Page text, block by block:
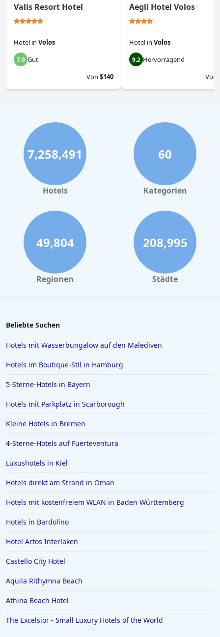
Valis Resort Hotel
Hotel in Volos
7.9 Gut
Von $140
Aegli Hotel Volos
Hotel in Volos
9.2 Hervorragend
Von
7,258,491
Hotels
60
Kategorien
49,804
Regionen
208,995
Städte
Beliebte Suchen
Hotels mit Wasserbungalow auf den Malediven
Hotels im Boutique-Stil in Hamburg
5-Sterne-Hotels in Bayern
Hotels mit Parkplatz in Scarborough
Kleine Hotels in Bremen
4-Sterne-Hotels auf Fuerteventura
Luxushotels in Kiel
Hotels direkt am Strand in Oman
Hotels mit kostenfreiem WLAN in Baden Württemberg
Hotels in Bardolino
Hotel Artos Interlaken
Castello City Hotel
Aquila Rithymna Beach
Athina Beach Hotel
The Excelsior - Small Luxury Hotels of the World